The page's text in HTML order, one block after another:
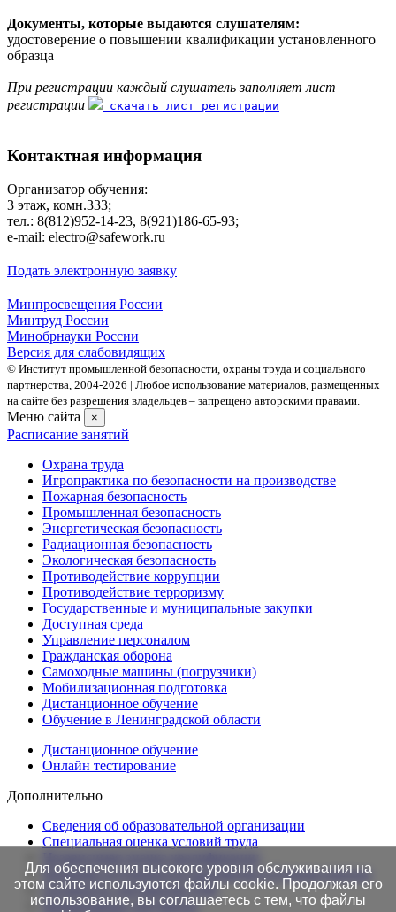
Документы, которые выдаются слушателям:
удостоверение о повышении квалификации установленного
образца
При регистрации каждый слушатель заполняет лист
регистрации
скачать лист регистрации
Контактная информация
Организатор обучения:
3 этаж, комн.333;
тел.: 8(812)952-14-23, 8(921)186-65-93;
е-mаil: electro@safework.ru
Подать электронную заявку
Минпросвещения России
Минтруд России
Минобрнауки России
Версия для слабовидящих
© Институт промышленной безопасности, охраны труда и социального
партнерства, 2004- 2026 | Любое использование материалов, размещенных
на сайте без разрешения владельцев – запрещено авторскими правами.
Меню сайта ×
Расписание занятий
Охрана труда
Игропрактика по безопасности на производстве
Пожарная безопасность
Промышленная безопасность
Энергетическая безопасность
Радиационная безопасность
Экологическая безопасность
Противодействие коррупции
Противодействие терроризму
Государственные и муниципальные закупки
Доступная среда
Управление персоналом
Гражданская оборона
Самоходные машины (погрузчики)
Мобилизационная подготовка
Дистанционное обучение
Обучение в Ленинградской области
Дистанционное обучение
Онлайн тестирование
Дополнительно
Сведения об образовательной организации
Cпециальная оценка условий труда
Проверка подлинности протоколов в Едином портале
Готовность документов ТАК
Нормативные документы
Для обеспечения высокого уровня обслуживания на
этом сайте используются файлы cookie. Продолжая его
использование, вы соглашаетесь с тем, что файлы